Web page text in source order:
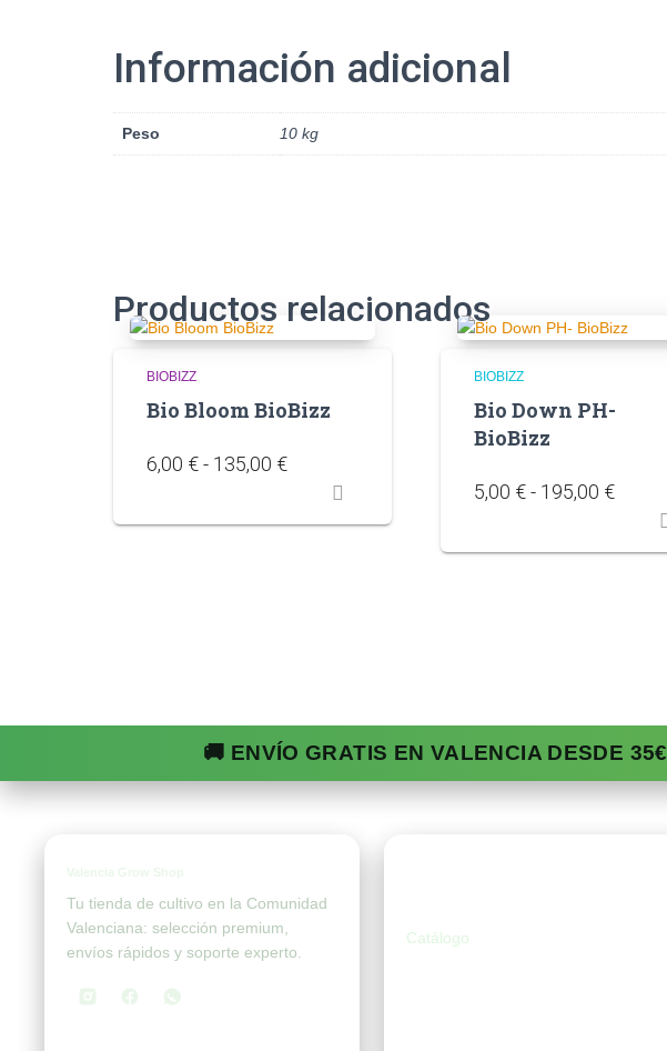
Información adicional
Peso 10 kg
Productos relacionados
BIOBIZZ
Bio Bloom BioBizz
6,00 €- 135,00 €
BIOBIZZ
Bio Down PH-
BioBizz
5,00 € - 195,00 €
🚚 ENVÍO GRATIS EN VALENCIA DESDE 35€
Tu tienda de cultivo en la Comunidad
Valenciana: selección premium,
envíos rápidos y soporte experto.
Catálogo